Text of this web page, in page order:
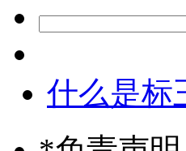
什么是标